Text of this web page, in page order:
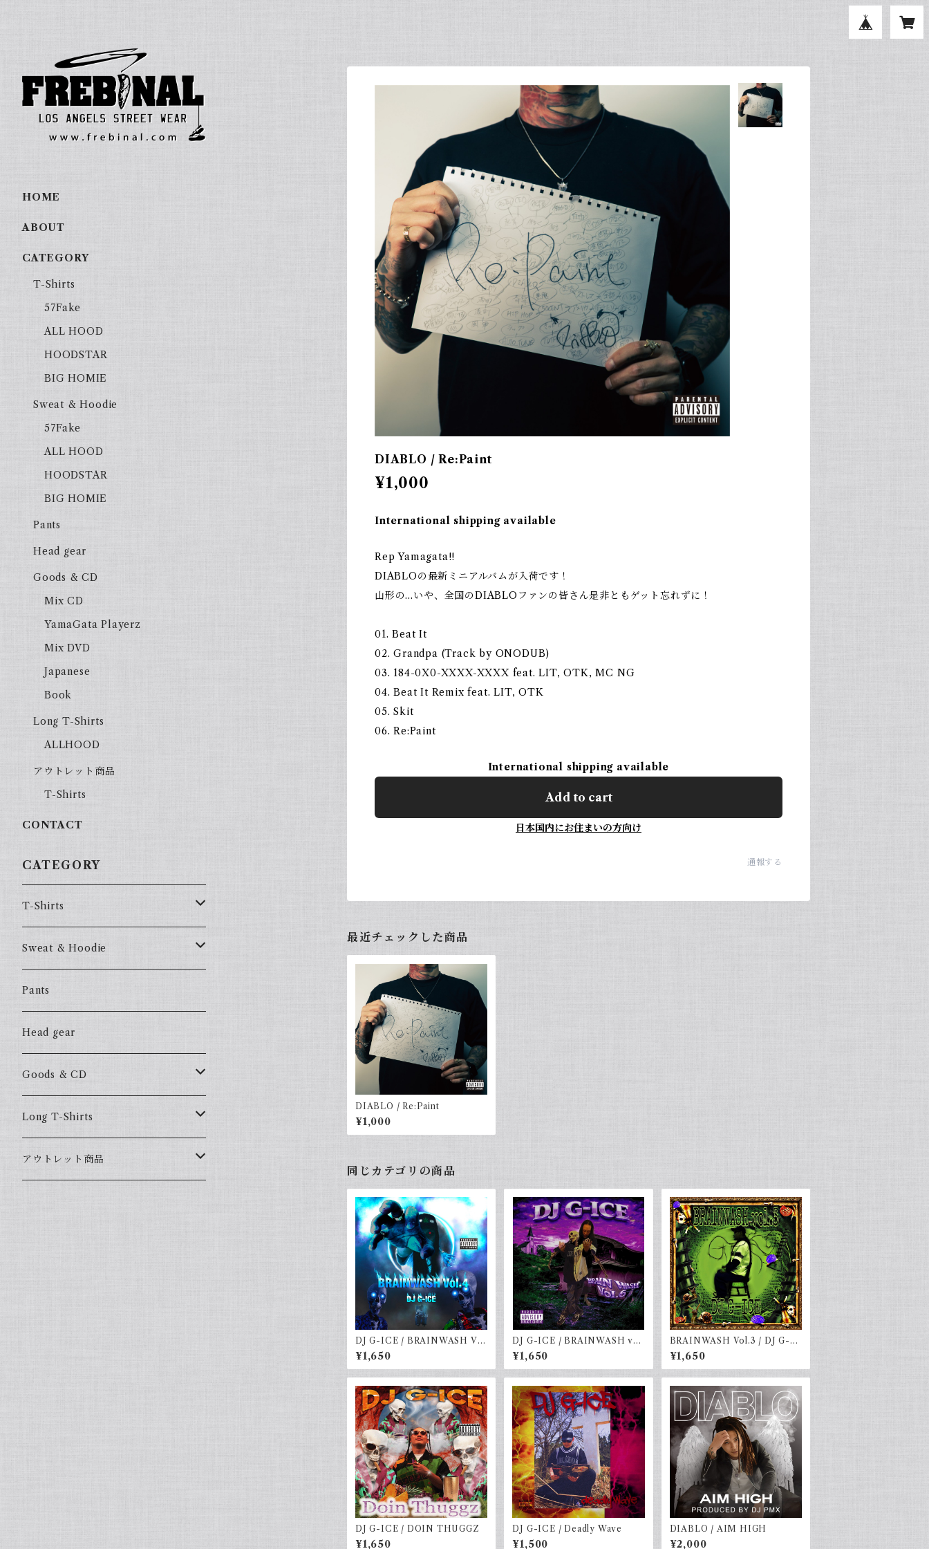
DIABLO / Re:Paint
¥1,000
International shipping available
Rep Yamagata!!
DIABLOの最新ミニアルバムが入荷です！
山形の…いや、全国のDIABLOファンの皆さん是非ともゲット忘れずに！
01. Beat It
02. Grandpa (Track by ONODUB)
03. 184-0X0-XXXX-XXXX feat. LIT, OTK, MC NG
04. Beat It Remix feat. LIT, OTK
05. Skit
06. Re:Paint
International shipping available
Add to cart
日本国内にお住まいの方向け
通報する
最近チェックした商品
DIABLO / Re:Paint
¥1,000
同じカテゴリの商品
DJ G-ICE / BRAINWASH Vo
l.4
¥1,650
DJ G-ICE / BRAINWASH vol.
6
¥1,650
BRAINWASH Vol.3 / DJ G-IC
E
¥1,650
DJ G-ICE / DOIN THUGGZ
¥1,650
DJ G-ICE / Deadly Wave
¥1,500
DIABLO / AIM HIGH
¥2,000
HOME
ABOUT
CATEGORY
T-Shirts
57Fake
ALL HOOD
HOODSTAR
BIG HOMIE
Sweat & Hoodie
57Fake
ALL HOOD
HOODSTAR
BIG HOMIE
Pants
Head gear
Goods & CD
Mix CD
YamaGata Playerz
Mix DVD
Japanese
Book
Long T-Shirts
ALLHOOD
アウトレット商品
T-Shirts
CONTACT
CATEGORY
T-Shirts
57Fake
ALL HOOD
HOODSTAR
BIG HOMIE
Sweat & Hoodie
57Fake
ALL HOOD
HOODSTAR
BIG HOMIE
Pants
Head gear
Goods & CD
Mix CD
YamaGata Playerz
Long T-Shirts
ALLHOOD
アウトレット商品